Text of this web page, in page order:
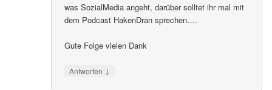
was SozialMedia angeht, darüber solltet ihr mal mit
dem Podcast HakenDran sprechen….
Gute Folge vielen Dank
Antworten ↓